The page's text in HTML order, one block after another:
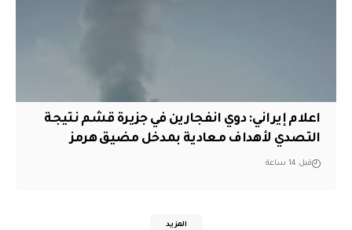
اعلام إيراني: دوي انفجارين في جزيرة قشم نتيجة
التصدي لأهداف معادية بمدخل مضيق هرمز
قبل 14 ساعة
المزيد